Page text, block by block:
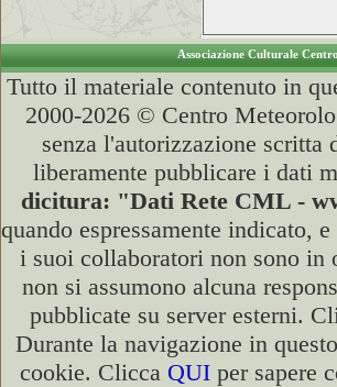
Associazione Culturale
Tutto il materiale contenuto in
2000-2026 © Centro
senza l'autorizzazione
liberamente pubblicare i dati
dicitura: "Dati Rete CML -
quando espressamente indicato,
i suoi collaboratori non sono in
non si assumono alcuna
pubblicate su server esterni.
Durante la navigazione in
cookie. Clicca QUI per sapere